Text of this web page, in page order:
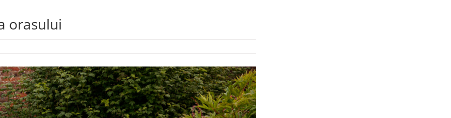
orasului